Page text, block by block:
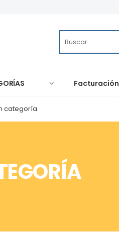
Facturación
categoría